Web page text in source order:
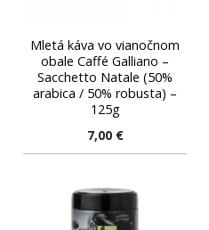
Mletá káva vo vianočnom
obale Caffé Galliano –
Sacchetto Natale (50%
arabica / 50% robusta) –
125g
7,00 €